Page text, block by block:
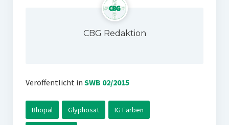
CBG Redaktion
Veröffentlicht in SWB 02/2015
Bhopal Glyphosat IG Farben